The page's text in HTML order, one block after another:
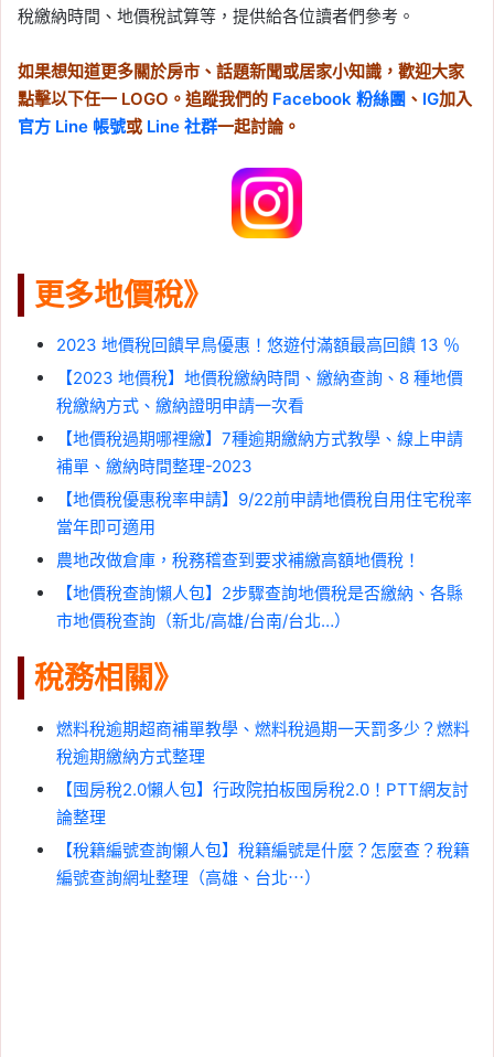
稅繳納時間、地價稅試算等，提供給各位讀者們參考。
如果想知道更多關於房市、話題新聞或居家小知識，歡迎大家
點擊以下任一 LOGO。追蹤我們的 Facebook 粉絲團 、 IG加入
官方 Line 帳號或 Line 社群一起討論。
更多地價稅》
2023 地價稅回饋早鳥優惠！悠遊付滿額最高回饋 13 ％
【2023 地價稅】地價稅繳納時間、繳納查詢、8 種地價
稅繳納方式、繳納證明申請一次看
【地價稅過期哪裡繳】7種逾期繳納方式教學、線上申請
補單、繳納時間整理-2023
【地價稅優惠稅率申請】9/22前申請地價稅自用住宅稅率
當年即可適用
農地改做倉庫，稅務稽查到要求補繳高額地價稅！
【地價稅查詢懶人包】2步驟查詢地價稅是否繳納、各縣
市地價稅查詢（新北/高雄/台南/台北…）
稅務相關》
燃料稅逾期超商補單教學、燃料稅過期一天罰多少？燃料
稅逾期繳納方式整理
【囤房稅2.0懶人包】行政院拍板囤房稅2.0！PTT網友討
論整理
【稅籍編號查詢懶人包】稅籍編號是什麼？怎麼查？稅籍
編號查詢網址整理（高雄、台北⋯）